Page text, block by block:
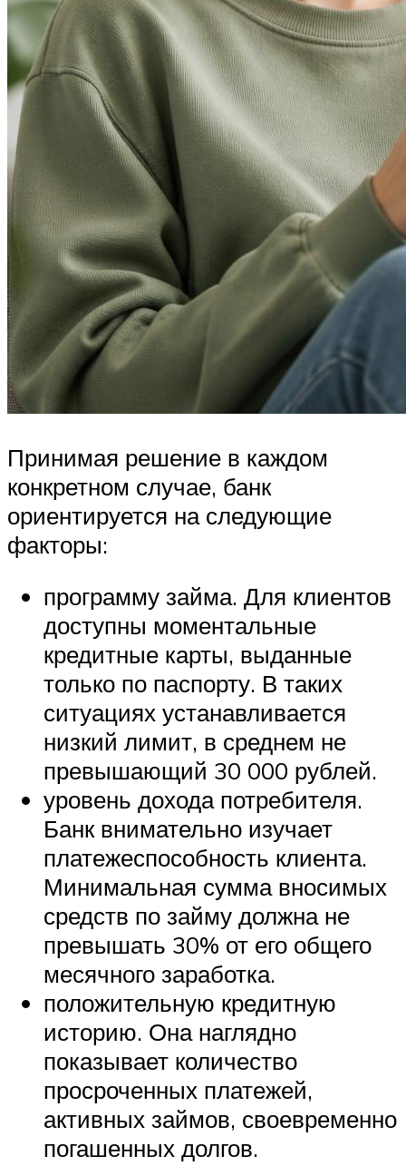
Принимая решение в каждом
конкретном случае, банк
ориентируется на следующие
факторы:
программу займа. Для клиентов
доступны моментальные
кредитные карты, выданные
только по паспорту. В таких
ситуациях устанавливается
низкий лимит, в среднем не
превышающий 30 000 рублей.
уровень дохода потребителя.
Банк внимательно изучает
платежеспособность клиента.
Минимальная сумма вносимых
средств по займу должна не
превышать 30% от его общего
месячного заработка.
положительную кредитную
историю. Она наглядно
показывает количество
просроченных платежей,
активных займов, своевременно
погашенных долгов.